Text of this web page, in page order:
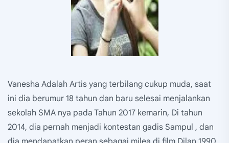
Vanesha Adalah Artis yang terbilang cukup muda, saat
ini dia berumur 18 tahun dan baru selesai menjalankan
sekolah SMA nya pada Tahun 2017 kemarin, Di tahun
2014, dia pernah menjadi kontestan gadis Sampul , dan